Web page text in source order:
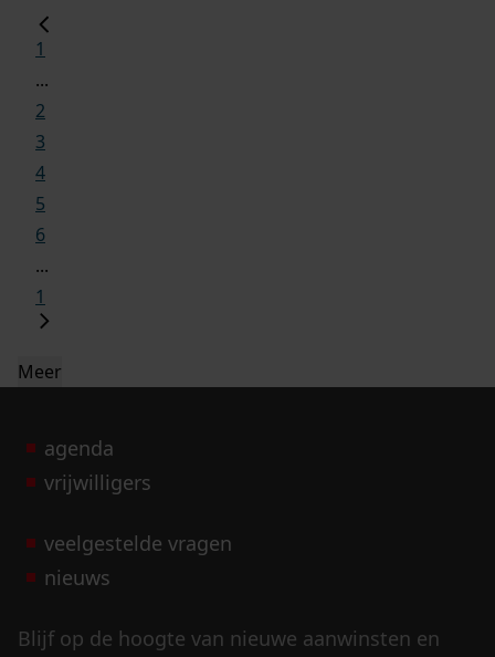
1
...
2
3
4
5
6
...
1
Meer
agenda
vrijwilligers
veelgestelde vragen
nieuws
Blijf op de hoogte van nieuwe aanwinsten en